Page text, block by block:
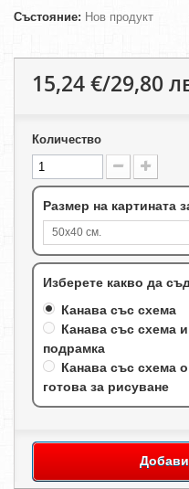
Състояние: Нов продукт
15,24 €/29,80
Количество
Размер на картината
50х40 см.
Изберете какво да
Канава със схема
Канава със схема
подрамка
Канава със схема
готова за рисуване
Добави